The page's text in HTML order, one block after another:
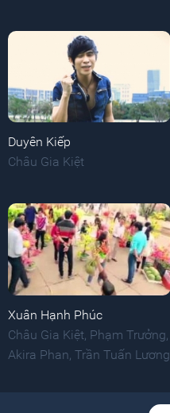
Duyên Kiếp
Châu Gia Kiệt
Xuân Hạnh Phúc
Châu Gia Kiệt Phạm Trưởng
Akira Phan Trần Tuấn Lương